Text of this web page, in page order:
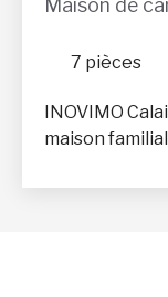
7 pièces
INOVIMO
maison
1990, avec